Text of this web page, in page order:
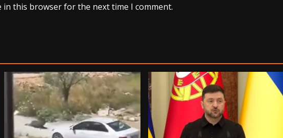
in this browser for the next time I comment.